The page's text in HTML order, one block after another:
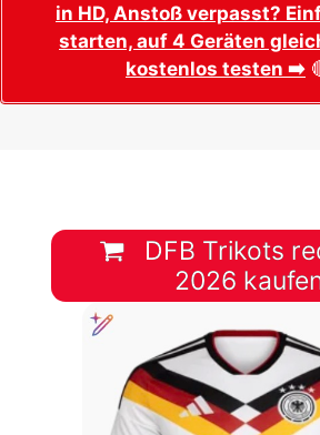
in HD, Anstoß verpasst?
starten, auf 4 Geräten
kostenlos testen ➡️
DFB Trikots
2026